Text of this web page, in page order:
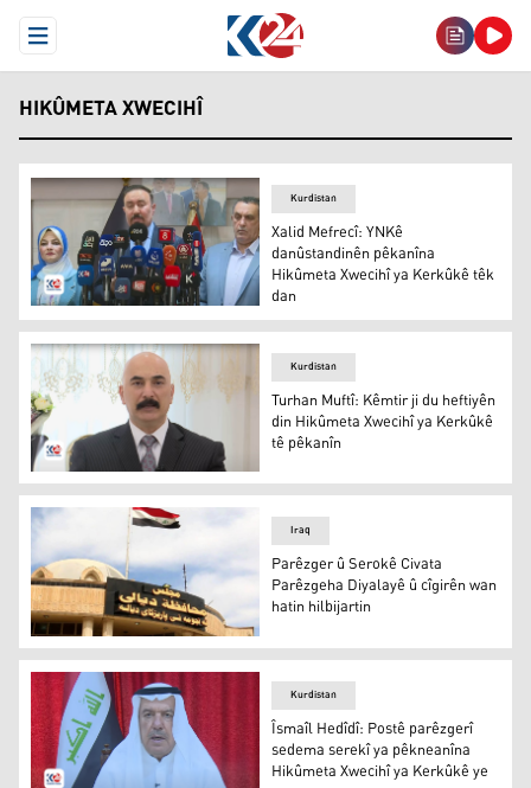
Open Menu
HIKÛMETA XWECIHÎ
Xalid Mefrecî
Kurdistan
Xalid Mefrecî: YNKê
danûstandinên pêkanîna
Hikûmeta Xwecihî ya Kerkûkê têk
dan
Turhan Muftî
Kurdistan
Turhan Muftî: Kêmtir ji du heftiyên
din Hikûmeta Xwecihî ya Kerkûkê
tê pêkanîn
Diyala
Iraq
Parêzger û Serokê Civata
Parêzgeha Diyalayê û cîgirên wan
hatin hilbijartin
Kurdistan
Îsmaîl Hedîdî: Postê parêzgerî
sedema serekî ya pêkneanîna
Hikûmeta Xwecihî ya Kerkûkê ye